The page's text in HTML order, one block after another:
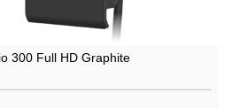
300 Full HD Graphite